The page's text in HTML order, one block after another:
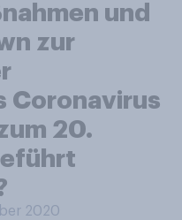
und
zur
Coronavirus
20.
2020